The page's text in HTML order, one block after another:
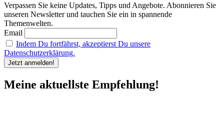
Verpassen Sie keine Updates, Tipps und Angebote. Abonnieren Sie
unseren Newsletter und tauchen Sie ein in spannende
Themenwelten.
Email
Indem Du fortfährst, akzeptierst Du unsere
Datenschutzerklärung.
Meine aktuellste Empfehlung!